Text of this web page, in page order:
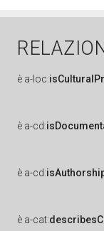
è a-loc:
è a-cd:
è a-cd:
è a-cat: